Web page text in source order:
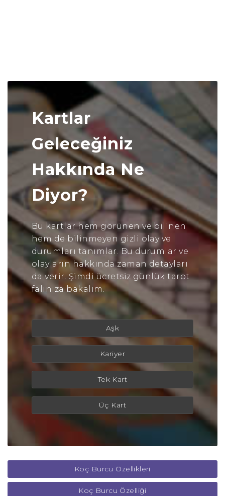
Kartlar
Geleceğiniz
Hakkında Ne
Diyor?
Bu kartlar hem görünen ve bilinen
hem de bilinmeyen gizli olay ve
durumları tanımlar. Bu durumlar ve
olayların hakkında zaman detayları
da verir. Şimdi ücretsiz günlük tarot
falınıza bakalım.
Aşk
Kariyer
Tek Kart
Üç Kart
Koç Burcu Özellikleri
Koç Burcu Özelliği